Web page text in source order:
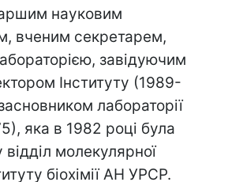
науковим
вченим секретарем,
завідуючим
Інституту (1989-
лабораторії
яка в 1982 році була
молекулярної
біохімії АН УРСР.